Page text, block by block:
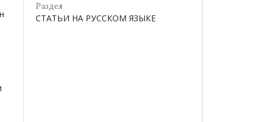
Раздел
СТАТЬИ НА РУССКОМ ЯЗЫКЕ